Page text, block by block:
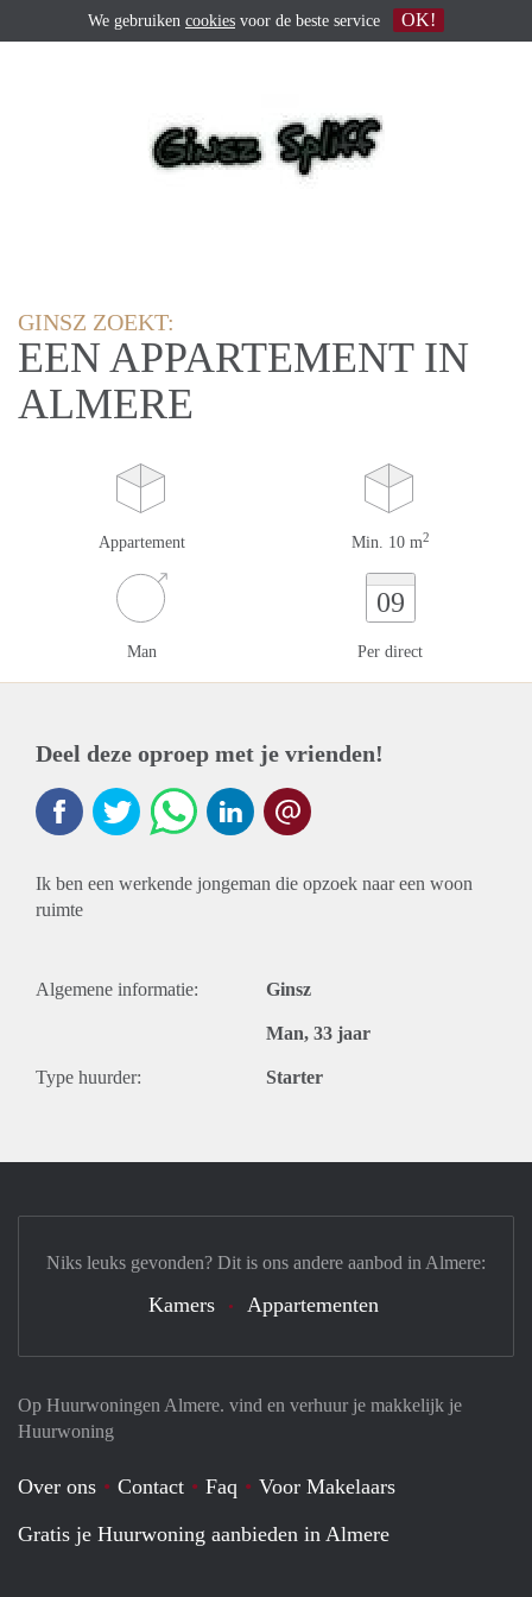
GINSZ ZOEKT:
EEN APPARTEMENT IN
ALMERE
Appartement Min. 10 m2
Man
09
Per direct
Deel deze oproep met je vrienden!
Ik ben een werkende jongeman die opzoek naar een woon
ruimte
Algemene informatie: Ginsz
Man, 33 jaar
Type huurder: Starter
Op Huurwoningen Almere. vind en verhuur je makkelijk je
Huurwoning
Over ons Contact Faq
Voor Makelaars
Gratis je Huurwoning aanbieden in Almere
Niks leuks gevonden? Dit is ons andere aanbod in Almere:
Kamers Appartementen
We gebruiken cookies voor de beste service OK!